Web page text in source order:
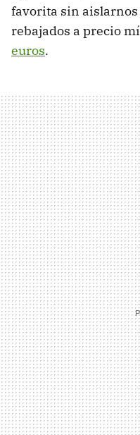
favorita sin
rebajados a precio
euros.